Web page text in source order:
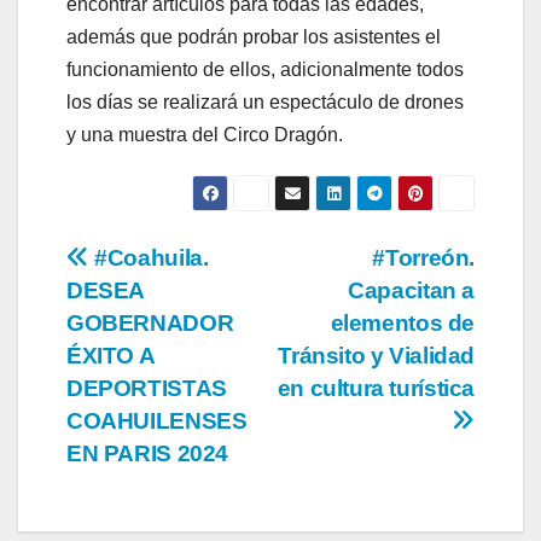
además que podrán probar los asistentes el
funcionamiento de ellos, adicionalmente todos
los días se realizará un espectáculo de drones
y una muestra del Circo Dragón.
Navegación
de
entradas
#Torreón.
Capacitan a
elementos de
Tránsito y Vialidad
en cultura turística
#Coahuila.
DESEA
GOBERNADOR
ÉXITO A
DEPORTISTAS
COAHUILENSES
EN PARIS 2024